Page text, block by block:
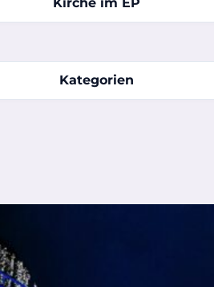
Kategorien